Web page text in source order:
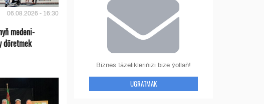
06.08.2026 - 16:30
medeni-
döretmek
Biznes täzelikleriňizi bize ýollaň!
UGRATMAK